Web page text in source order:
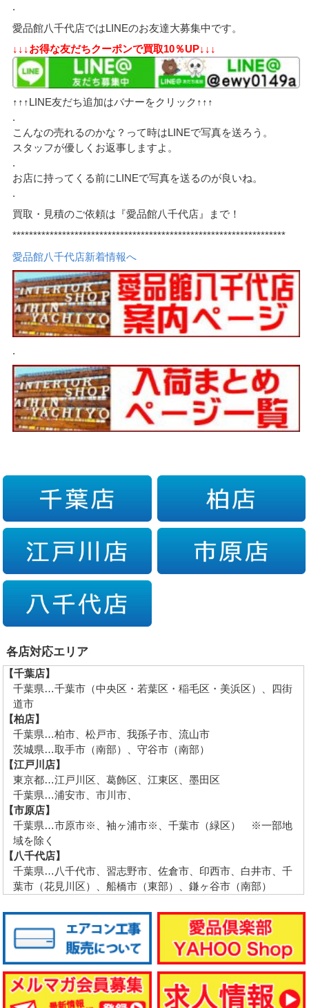
.
愛品館八千代店ではLINEのお友達大募集中です。
↓↓↓お得な友だちクーポンで買取10％UP↓↓↓
↑↑↑LINE友だち追加はバナーをクリック↑↑↑
.
こんなの売れるのかな？って時はLINEで写真を送ろう。
スタッフが優しくお返事しますよ。
.
お店に持ってくる前にLINEで写真を送るのが良いね。
.
買取・見積のご依頼は『愛品館八千代店』まで！
******************************************************************
愛品館八千代店新着情報へ
.
各店対応エリア
【千葉店】
千葉県…千葉市（中央区・若葉区・稲毛区・美浜区）、四街
道市
【柏店】
千葉県…柏市、松戸市、我孫子市、流山市
茨城県…取手市（南部）、守谷市（南部）
【江戸川店】
東京都…江戸川区、葛飾区、江東区、墨田区
千葉県…浦安市、市川市、
【市原店】
千葉県…市原市※、袖ヶ浦市※、千葉市（緑区） ※一部地
域を除く
【八千代店】
千葉県…八千代市、習志野市、佐倉市、印西市、白井市、千
葉市（花見川区）、船橋市（東部）、鎌ヶ谷市（南部）